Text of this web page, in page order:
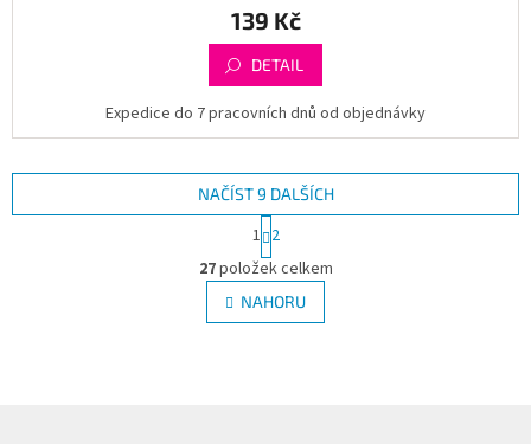
139 Kč
DETAIL
Expedice do 7 pracovních dnů od objednávky
O
v
l
á
NAČÍST 9 DALŠÍCH
S
t
r
á
n
k
1 2
27položek celkem
NAHORU